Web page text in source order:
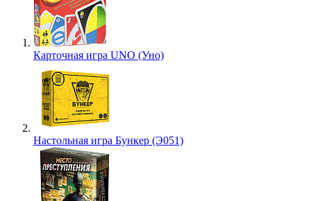
Карточная игра UNO (Уно)
Настольная игра Бункер (Э051)